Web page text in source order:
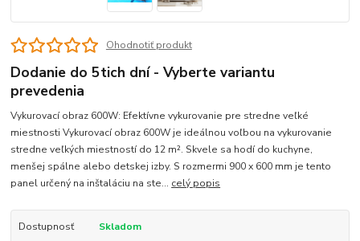
Ohodnotiť produkt
Dodanie do 5tich dní - Vyberte variantu
prevedenia
Vykurovací obraz 600W: Efektívne vykurovanie pre stredne veľké
miestnosti Vykurovací obraz 600W je ideálnou voľbou na vykurovanie
stredne veľkých miestností do 12 m². Skvele sa hodí do kuchyne,
menšej spálne alebo detskej izby. S rozmermi 900 x 600 mm je tento
panel určený na inštaláciu na ste... celý popis
Dostupnosť
Skladom